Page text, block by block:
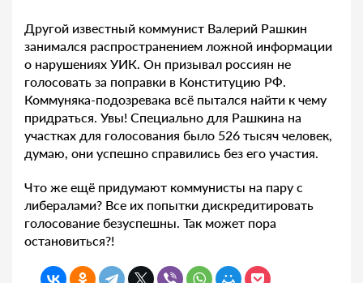
Другой известный коммунист Валерий Рашкин
занимался распространением ложной информации
о нарушениях УИК. Он призывал россиян не
голосовать за поправки в Конституцию РФ.
Коммуняка-подозревака всё пытался найти к чему
придраться. Увы! Специально для Рашкина на
участках для голосования было 526 тысяч человек,
думаю, они успешно справились без его участия.
Что же ещё придумают коммунисты на пару с
либералами? Все их попытки дискредитировать
голосование безуспешны. Так может пора
остановиться?!